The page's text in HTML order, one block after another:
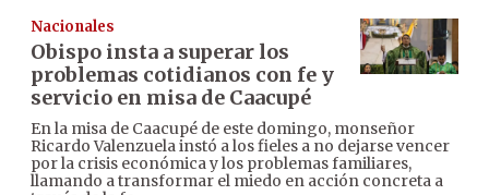
Nacionales
Obispo insta a superar los
problemas cotidianos con fe y
servicio en misa de Caacupé
En la misa de Caacupé de este domingo, monseñor
Ricardo Valenzuela instó a los fieles a no dejarse vencer
por la crisis económica y los problemas familiares,
llamando a transformar el miedo en acción concreta a